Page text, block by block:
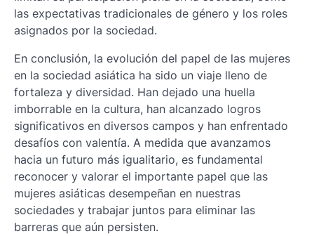
las expectativas tradicionales de género y los roles
asignados por la sociedad.
En conclusión, la evolución del papel de las mujeres
en la sociedad asiática ha sido un viaje lleno de
fortaleza y diversidad. Han dejado una huella
imborrable en la cultura, han alcanzado logros
significativos en diversos campos y han enfrentado
desafíos con valentía. A medida que avanzamos
hacia un futuro más igualitario, es fundamental
reconocer y valorar el importante papel que las
mujeres asiáticas desempeñan en nuestras
sociedades y trabajar juntos para eliminar las
barreras que aún persisten.